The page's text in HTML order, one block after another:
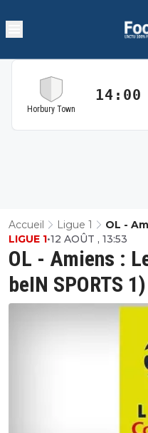
Horbury Town
14:00
Accueil Ligue 1
OL -
SPORTS
OL - Amiens :
beIN SPORTS 1)
LIGUE 1•12 AOÛT , 13:53